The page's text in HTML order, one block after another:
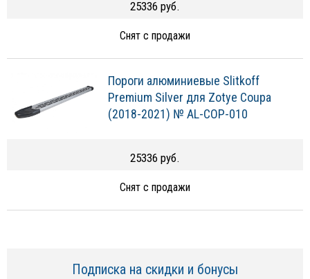
25336 руб.
Снят с продажи
Пороги алюминиевые Slitkoff
Premium Silver для Zotye Coupa
(2018-2021) № AL-COP-010
25336 руб.
Снят с продажи
Подписка на скидки и бонусы